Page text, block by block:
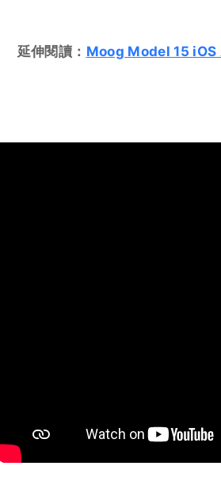
延伸閱讀： Moog Model 15 iOS